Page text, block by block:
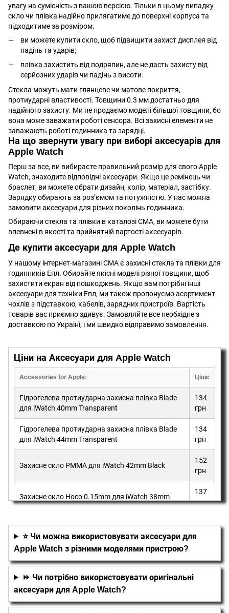
увагу на сумісність з вашою версією. Тільки в цьому випадку
скло чи плівка надійно прилягатиме до поверхні корпуса та
підходитиме за розміром.
ви можете купити скло, щоб підвищити захист дисплея від
падінь та ударів;
плівка захистить від подряпин, але не дасть захисту від
серйозних ударів чи падінь з висоти.
Стекла можуть мати глянцеве чи матове покриття,
протиударні властивості. Товщини 0.3 мм достатньо для
надійного захисту. Ми не продаємо моделі більшої товщини, бо
вона може заважати роботі сенсора. Всі захисні елементи не
заважають роботі годинника та зарядці.
На що звернути увагу при виборі аксесуарів для
Apple Watch
Перш за все, ви вибираєте правильний розмір для свого Apple
Watch, знаходите відповідні аксесуари. Якщо це ремінець чи
браслет, ви можете обрати дизайн, колір, матеріал, застібку.
Зарядку обирають за роз’ємом та потужністю. У нас можна
замовити аксесуари для різних поколінь годинника.
Обираючи стекла та плівки в каталозі СМА, ви можете бути
впевнені в якості та прийнятній вартості аксесуарів.
Де купити аксесуари для Apple Watch
У нашому інтернет-магазині СМА є захисні стекла та плівки для
годинників Епл. Обирайте якісні моделі різної товщини, щоб
захистити екран від пошкоджень. Якщо вам потрібні інші
аксесуари для техніки Епл, ми також пропонуємо асортимент
чохлів з підставкою, кабелів, зарядних пристроїв. Вартість
товарів вас приємно здивує. Замовляйте все необхідне з
доставкою по Україні, і ми швидко відправимо замовлення.
Ціни на Аксесуари для Apple Watch
Accessories for Apple: Ціна:
Гідрогелева протиударна захисна плівка Blade
для iWatch 40mm Transparent
134
грн
Гідрогелева протиударна захисна плівка Blade
для iWatch 44mm Transparent
134
грн
Захисне скло PMMA для iWatch 42mm Black
152
грн
Захисне скло Hoco 0.15mm для iWatch 38mm
137
грн
⭐ Чи можна використовувати аксесуари для
Apple Watch з різними моделями пристрою?
⏩ Чи потрібно використовувати оригінальні
аксесуари для Apple Watch?